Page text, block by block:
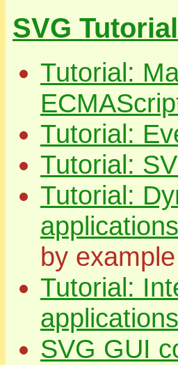
SVG
Tutorial:
Tutorial:
Tutorial:
Tutorial:
applications
by
Tutorial:
applications
SVG GUI